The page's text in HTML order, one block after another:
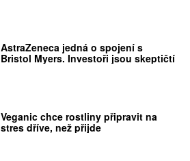
AstraZeneca jedná o spojení s
Bristol Myers. Investoři jsou skeptičtí
Veganic chce rostliny připravit na
stres dříve, než přijde